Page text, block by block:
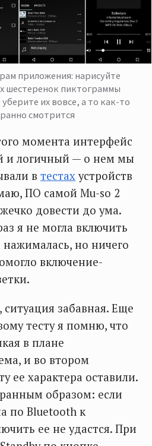
приложения: нарисуйте
шестеренок пиктограммы
их вовсе, а то как-то
смотрится
момента интерфейс
и логичный — о нем мы
в тестах устройств
ПО самой Mu-so 2
довести до ума.
я не могла включить
но ничего
включение-
ситуация забавная. Еще
тесту я помню, что
в плане
и во втором
ее характера оставили.
образом: если
по Bluetooth к
ее не удастся. При